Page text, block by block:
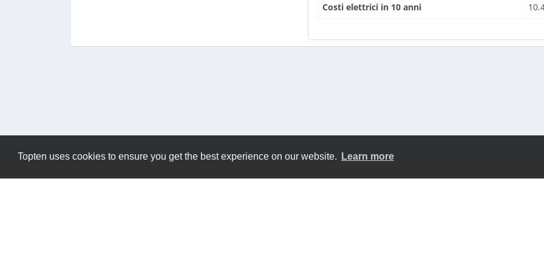
Topten uses cookies to ensure you get the best experience on our website. Learn more
Costi elettrici in 10 anni